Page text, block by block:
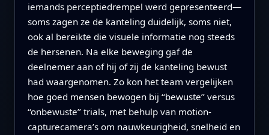
iemands perceptiedrempel werd gepresenteerd—
soms zagen ze de kanteling duidelijk, soms niet,
ook al bereikte die visuele informatie nog steeds
de hersenen. Na elke beweging gaf de
deelnemer aan of hij of zij de kanteling bewust
had waargenomen. Zo kon het team vergelijken
hoe goed mensen bewogen bij ‘‘bewuste’’ versus
‘‘onbewuste’’ trials, met behulp van motion-
capturecamera’s om nauwkeurigheid, snelheid en